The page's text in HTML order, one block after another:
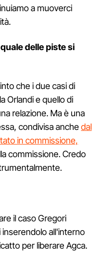
a muoverci
delle piste si
che i due casi di
Orlandi e quello di
relazione. Ma è una
condivisa anchedal
in commissione,
commissione. Credo
il caso Gregori
inserendolo all'interno
per liberare Agca.